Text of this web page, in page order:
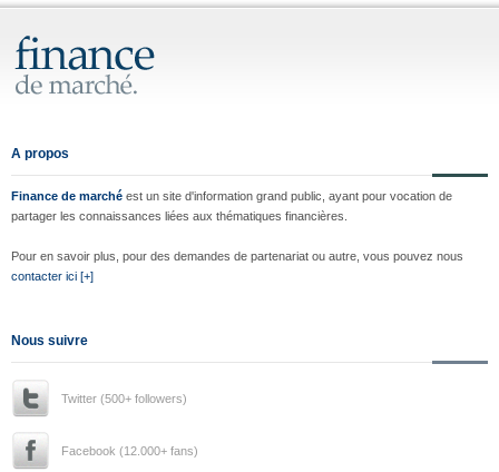
A propos
Finance de marché est un site d'information grand public, ayant pour vocation de
partager les connaissances liées aux thématiques financières.
Pour en savoir plus, pour des demandes de partenariat ou autre, vous pouvez nous
contacter ici [+]
Nous suivre
Twitter (500+ followers)
Facebook (12.000+ fans)